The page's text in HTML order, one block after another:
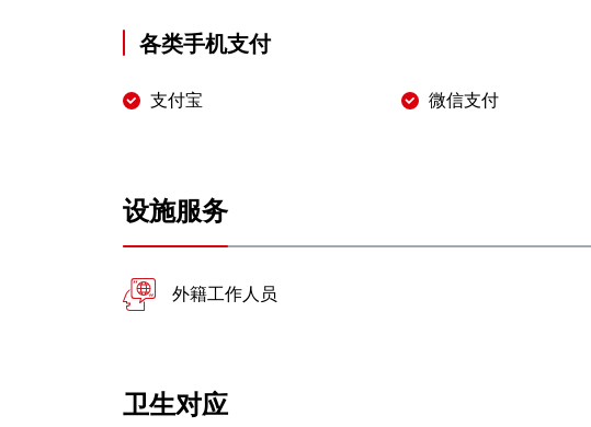
各类手机支付
支付宝 微信支付
设施服务
外籍工作人员
卫生对应